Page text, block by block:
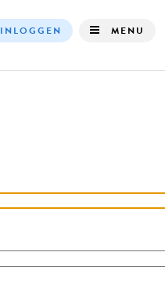
INLOGGEN MENU